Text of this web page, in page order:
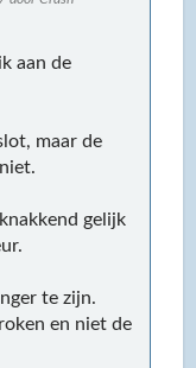
aan de
maar de
gelijk
te zijn.
en niet de